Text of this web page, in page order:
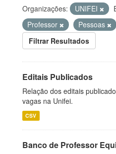
Organizações: UNIFEI
Professor
Pessoas
Filtrar Resultados
Editais Publicados
Relação dos editais
vagas na Unifei.
CSV
Banco de Professor